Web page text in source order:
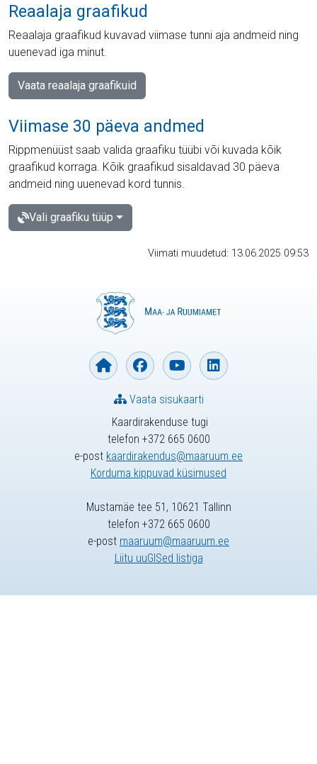
Reaalaja graafikud
Reaalaja graafikud kuvavad viimase tunni aja andmeid ning
uuenevad iga minut.
Vaata reaalaja graafikuid
Viimase 30 päeva andmed
Rippmenüüst saab valida graafiku tüübi või kuvada kõik
graafikud korraga. Kõik graafikud sisaldavad 30 päeva
andmeid ning uuenevad kord tunnis.
Vali graafiku tüüp
Viimati muudetud: 13.06.2025 09:53
Kaardirakenduse tugi
telefon +372 665 0600
e-post kaardirakendus@maaruum.ee
Korduma kippuvad küsimused
Vaata sisukaarti
Mustamäe tee 51, 10621 Tallinn
telefon +372 665 0600
e-post maaruum@maaruum.ee
Liitu uuGISed listiga